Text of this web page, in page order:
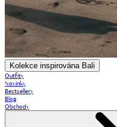
Kolekce inspirována Bali
Outfity
Novinky
Bestsellery
Blog
Obchody